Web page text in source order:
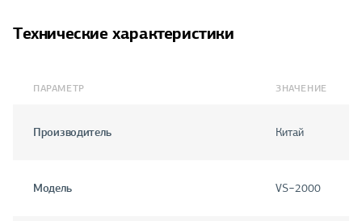
Технические характеристики
ПАРАМЕТР ЗНАЧЕНИЕ
Производитель Китай
Модель VS−2000